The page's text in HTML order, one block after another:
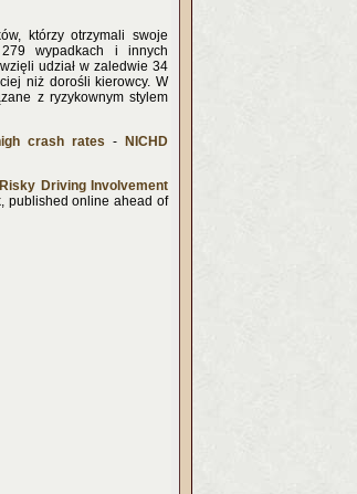
którzy otrzymali swoje
wypadkach i innych
udział w zaledwie 34
niż dorośli kierowcy. W
z ryzykownym stylem
crash rates -
NICHD
Driving Involvement
published online ahead of